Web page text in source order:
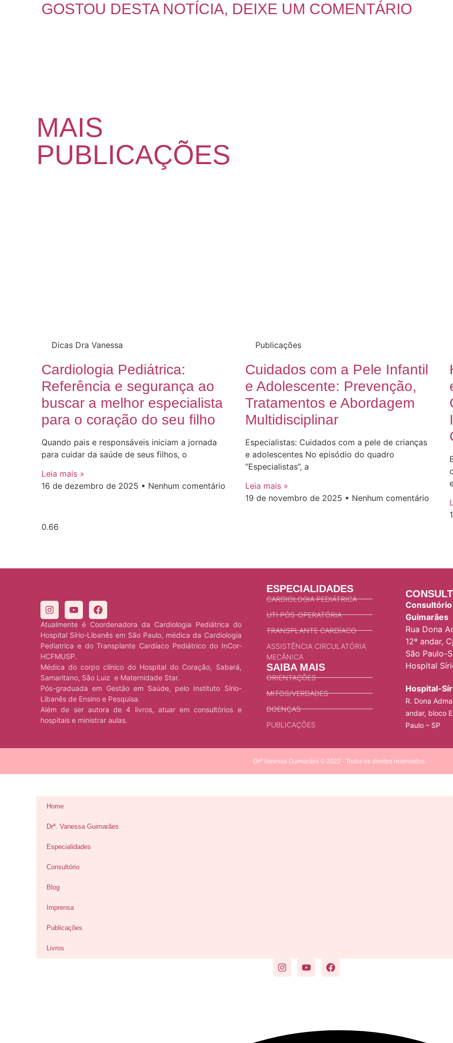
GOSTOU DESTA NOTÍCIA, DEIXE UM COMENTÁRIO
MAIS
PUBLICAÇÕES
Dicas Dra Vanessa
Cardiologia Pediátrica:
Referência e segurança ao
buscar a melhor especialista
para o coração do seu filho
Quando pais e responsáveis iniciam a jornada
para cuidar da saúde de seus filhos, o
Leia mais »
16 de dezembro de 2025
Nenhum comentário
Publicações
Cuidados com a Pele Infantil
e Adolescente: Prevenção,
Tratamentos e Abordagem
Multidisciplinar
Especialistas: Cuidados com a pele de crianças
e adolescentes No episódio do quadro
“Especialistas”, a
Leia mais »
19 de novembro de 2025
Nenhum comentário
Atualmente é Coordenadora da Cardiologia Pediátrica do
Hospital Sírio-Libanês em São Paulo, médica da Cardiologia
Pediatrica e do Transplante Cardíaco Pediátrico do InCor-
HCFMUSP.
Médica do corpo clínico do Hospital do Coração, Sabará,
Samaritano, São Luiz e Maternidade Star.
Pós-graduada em Gestão em Saúde, pelo Instituto Sírio-
Libanês de Ensino e Pesquisa.
Além de ser autora de 4 livros, atuar em consultórios e
hospitais e ministrar aulas.
ESPECIALIDADES
CARDIOLOGIA PEDIÁTRICA
UTI PÓS-OPERATÓRIA
TRANSPLANTE CARDÍACO
ASSISTÊNCIA CIRCULATÓRIA
MECÂNICA
SAIBA MAIS
ORIENTAÇÕES
MITOS/VERDADES
DOENÇAS
PUBLICAÇÕES
Consultório
Guimarães
Rua Dona
12º andar,
São Paulo-
Hospital
Hospital-
R. Dona
andar, bloco
Paulo – SP
Drª Vanessa Guimarães © 2022 - Todos os direitos reservados.
Home
Drª. Vanessa Guimarães
Especialidades
Consultório
Blog
Imprensa
Publicações
Livros